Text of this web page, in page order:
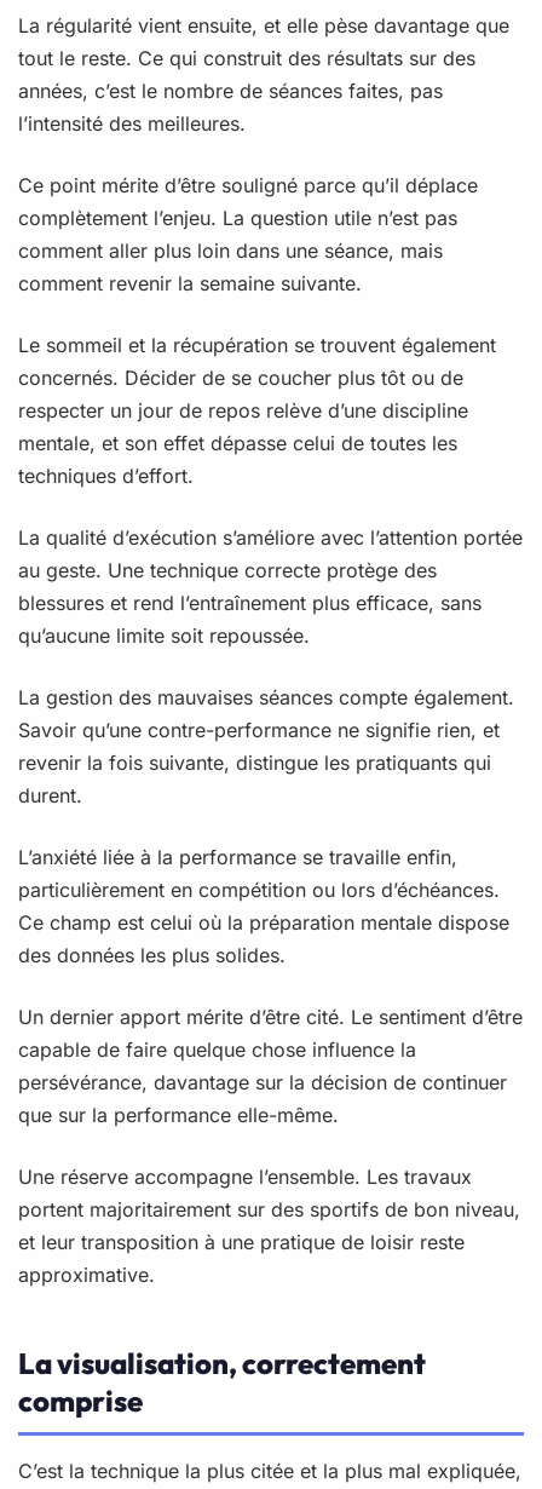
La régularité vient ensuite, et elle pèse davantage que
tout le reste. Ce qui construit des résultats sur des
années, c’est le nombre de séances faites, pas
l’intensité des meilleures.
Ce point mérite d’être souligné parce qu’il déplace
complètement l’enjeu. La question utile n’est pas
comment aller plus loin dans une séance, mais
comment revenir la semaine suivante.
Le sommeil et la récupération se trouvent également
concernés. Décider de se coucher plus tôt ou de
respecter un jour de repos relève d’une discipline
mentale, et son effet dépasse celui de toutes les
techniques d’effort.
La qualité d’exécution s’améliore avec l’attention portée
au geste. Une technique correcte protège des
blessures et rend l’entraînement plus efficace, sans
qu’aucune limite soit repoussée.
La gestion des mauvaises séances compte également.
Savoir qu’une contre-performance ne signifie rien, et
revenir la fois suivante, distingue les pratiquants qui
durent.
L’anxiété liée à la performance se travaille enfin,
particulièrement en compétition ou lors d’échéances.
Ce champ est celui où la préparation mentale dispose
des données les plus solides.
Un dernier apport mérite d’être cité. Le sentiment d’être
capable de faire quelque chose influence la
persévérance, davantage sur la décision de continuer
que sur la performance elle-même.
Une réserve accompagne l’ensemble. Les travaux
portent majoritairement sur des sportifs de bon niveau,
et leur transposition à une pratique de loisir reste
approximative.
La visualisation, correctement
comprise
C’est la technique la plus citée et la plus mal expliquée,